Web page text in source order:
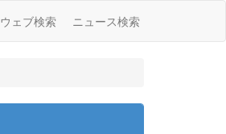
ウェブ検索 ニュース検索